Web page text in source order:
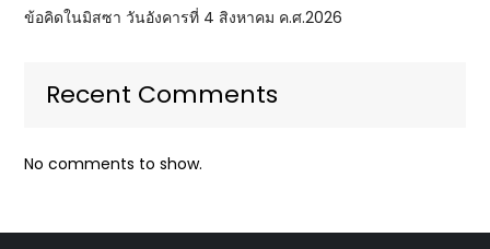
ข้อคิดในมิสซา วันอังคารที่ 4 สิงหาคม ค.ศ.2026
Recent Comments
No comments to show.